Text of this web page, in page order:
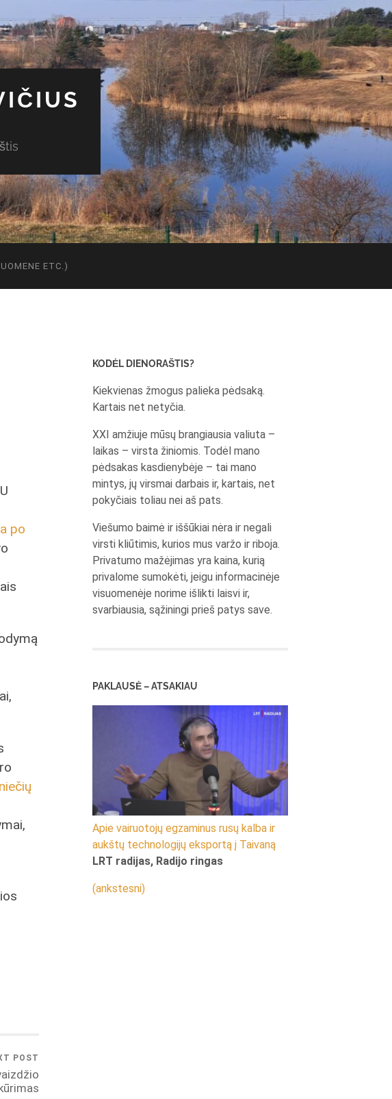
ETC.)
po
POST
KODĖL DIENORAŠTIS?
Kiekvienas žmogus palieka pėdsaką.
Kartais net netyčia.
XXI amžiuje mūsų brangiausia valiuta –
laikas – virsta žiniomis. Todėl mano
pėdsakas kasdienybėje – tai mano
mintys, jų virsmai darbais ir, kartais, net
pokyčiais toliau nei aš pats.
Viešumo baimė ir iššūkiai nėra ir negali
virsti kliūtimis, kurios mus varžo ir riboja.
Privatumo mažėjimas yra kaina, kurią
privalome sumokėti, jeigu informacinėje
visuomenėje norime išlikti laisvi ir,
svarbiausia, sąžiningi prieš patys save.
PAKLAUSĖ – ATSAKIAU
Apie vairuotojų egzaminus rusų kalba ir
aukštų technologijų eksportą į Taivaną
LRT radijas, Radijo ringas
(ankstesni)